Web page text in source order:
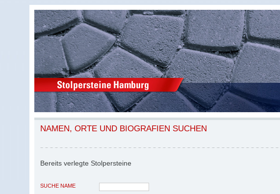
NAMEN, ORTE UND BIOGRAFIEN SUCHEN
Bereits verlegte Stolpersteine
SUCHE NAME